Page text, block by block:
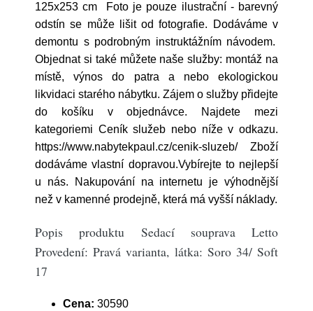
125x253 cm Foto je pouze ilustrační - barevný
odstín se může lišit od fotografie. Dodáváme v
demontu s podrobným instruktážním návodem.
Objednat si také můžete naše služby: montáž na
místě, výnos do patra a nebo ekologickou
likvidaci starého nábytku. Zájem o služby přidejte
do košíku v objednávce. Najdete mezi
kategoriemi Ceník služeb nebo níže v odkazu.
https://www.nabytekpaul.cz/cenik-sluzeb/ Zboží
dodáváme vlastní dopravou.Vybírejte to nejlepší
u nás. Nakupování na internetu je výhodnější
než v kamenné prodejně, která má vyšší náklady.
Popis produktu Sedací souprava Letto
Provedení: Pravá varianta, látka: Soro 34/ Soft
17
Cena: 30590